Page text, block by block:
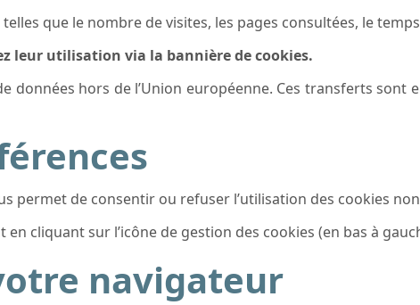
que le nombre de visites, les pages consultées, le
leur utilisation via la bannière de cookies.
hors de l’Union européenne. Ces transferts sont
permet de consentir ou refuser l’utilisation des cookies
cliquant sur l’icône de gestion des cookies (en bas à
navigateur